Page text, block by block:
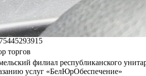
оставлено судебным
информацией
торгов
филиал республиканского
услуг «БелЮрОбеспечение»